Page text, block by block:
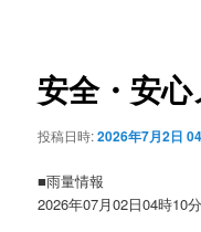
ゲ
ー
ョ
安全・安
投稿日時:2026年7月2日
■雨量情報
2026年07月02日04時10